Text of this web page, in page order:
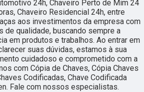
24h, Chaveiro Perto de Mim 24
Chaveiro Residencial 24h, entre
aos investimentos da empresa com
qualidade, buscando sempre a
em produtos e trabalhos. Ao entrar em
suas dúvidas, estamos à sua
cuidadoso e comprometido com a
com Cópia de Chaves, Cópia Chaves
Codificadas, Chave Codificada
Fale com nossos especialistas.